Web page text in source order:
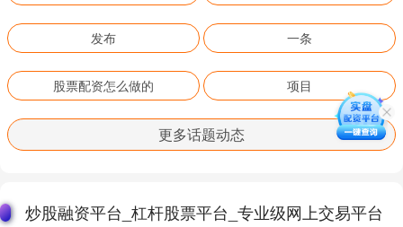
发布 一条
股票配资怎么做的 项目
更多话题动态
炒股融资平台_杠杆股票平台_专业级网上交易平台